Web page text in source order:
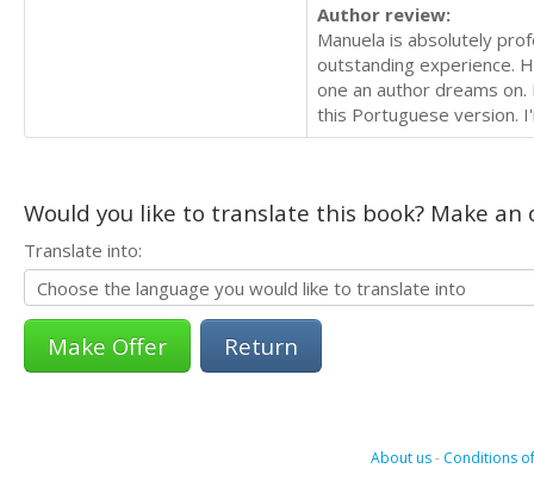
Author review:
Manuela is absolutely
outstanding experience.
one an author dreams
this Portuguese version.
Would you like to translate this book? Make
Translate into:
Return
About us- Conditions